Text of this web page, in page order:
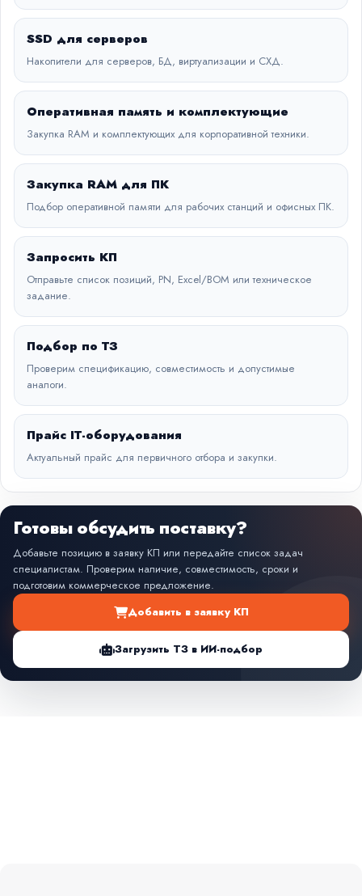
SSD для серверов
Накопители для серверов, БД, виртуализации и СХД.
Оперативная память и комплектующие
Закупка RAM и комплектующих для корпоративной техники.
Закупка RAM для ПК
Подбор оперативной памяти для рабочих станций и офисных ПК.
Запросить КП
Отправьте список позиций, PN, Excel/BOM или техническое
задание.
Подбор по ТЗ
Проверим спецификацию, совместимость и допустимые
аналоги.
Прайс IT-оборудования
Актуальный прайс для первичного отбора и закупки.
Готовы обсудить поставку?
Добавьте позицию в заявку КП или передайте список задач
специалистам. Проверим наличие, совместимость, сроки и
подготовим коммерческое предложение.
Добавить в заявку КП
Загрузить ТЗ в ИИ-подбор